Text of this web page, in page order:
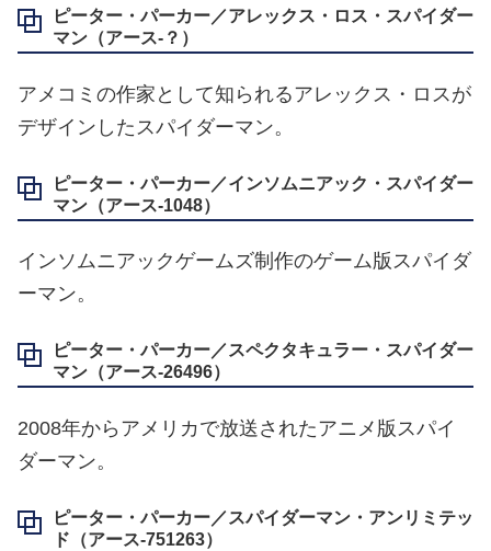
ピーター・パーカー／アレックス・ロス・スパイダー
マン（アース‐？）
アメコミの作家として知られるアレックス・ロスが
デザインしたスパイダーマン。
ピーター・パーカー／インソムニアック・スパイダー
マン（アース‐1048）
インソムニアックゲームズ制作のゲーム版スパイダ
ーマン。
ピーター・パーカー／スペクタキュラー・スパイダー
マン（アース‐26496）
2008年からアメリカで放送されたアニメ版スパイ
ダーマン。
ピーター・パーカー／スパイダーマン・アンリミテッ
ド（アース‐751263）